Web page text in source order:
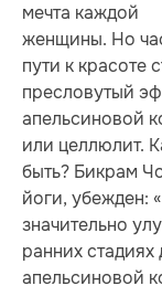
мечта каждой
женщины. Но
пути к красоте
пресловутый
апельсиновой
или целлюлит.
быть? Бикрам
йоги, убежден:
значительно
ранних
апельсиновой